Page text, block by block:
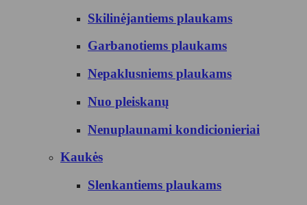
Skilinėjantiems plaukams
Garbanotiems plaukams
Nepaklusniems plaukams
Nuo pleiskanų
Nenuplaunami kondicionieriai
Kaukės
Slenkantiems plaukams